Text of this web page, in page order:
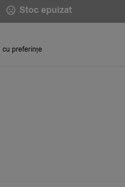
Stoc epuizat
cu preferințe